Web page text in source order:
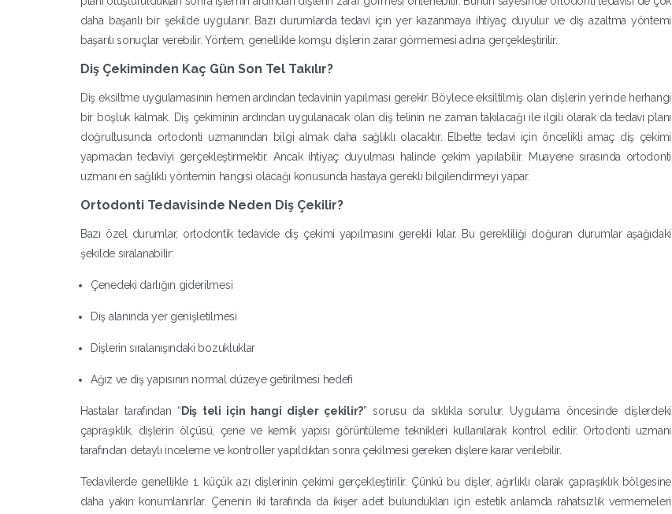
daha başarılı bir şekilde uygulanır. Bazı durumlarda tedavi için yer kazanmaya ihtiyaç duyulur ve diş azaltma yöntemi
başarılı sonuçlar verebilir. Yöntem, genellikle komşu dişlerin zarar görmemesi adına gerçekleştirilir.
Diş Çekiminden Kaç Gün Son Tel Takılır?
Diş eksiltme uygulamasının hemen ardından tedavinin yapılması gerekir. Böylece eksiltilmiş olan dişlerin yerinde herhangi
bir boşluk kalmak. Diş çekiminin ardından uygulanacak olan diş telinin ne zaman takılacağı ile ilgili olarak da tedavi planı
doğrultusunda ortodonti uzmanından bilgi almak daha sağlıklı olacaktır. Elbette tedavi için öncelikli amaç diş çekimi
yapmadan tedaviyi gerçekleştirmektir. Ancak ihtiyaç duyulması halinde çekim yapılabilir. Muayene sırasında ortodonti
uzmanı en sağlıklı yöntemin hangisi olacağı konusunda hastaya gerekli bilgilendirmeyi yapar.
Ortodonti Tedavisinde Neden Diş Çekilir?
Bazı özel durumlar, ortodontik tedavide diş çekimi yapılmasını gerekli kılar. Bu gerekliliği doğuran durumlar aşağıdaki
şekilde sıralanabilir:
Çenedeki darlığın giderilmesi
Diş alanında yer genişletilmesi
Dişlerin sıralanışındaki bozukluklar
Ağız ve diş yapısının normal düzeye getirilmesi hedefi
Hastalar tarafından “ Diş teli için hangi dişler çekilir?” sorusu da sıklıkla sorulur. Uygulama öncesinde dişlerdeki
çapraşıklık, dişlerin ölçüsü, çene ve kemik yapısı görüntüleme teknikleri kullanılarak kontrol edilir. Ortodonti uzmanı
tarafından detaylı inceleme ve kontroller yapıldıktan sonra çekilmesi gereken dişlere karar verilebilir.
Tedavilerde genellikle 1. küçük azı dişlerinin çekimi gerçekleştirilir. Çünkü bu dişler, ağırlıklı olarak çapraşıklık bölgesine
daha yakın konumlanırlar. Çenenin iki tarafında da ikişer adet bulundukları için estetik anlamda rahatsızlık vermemeleri